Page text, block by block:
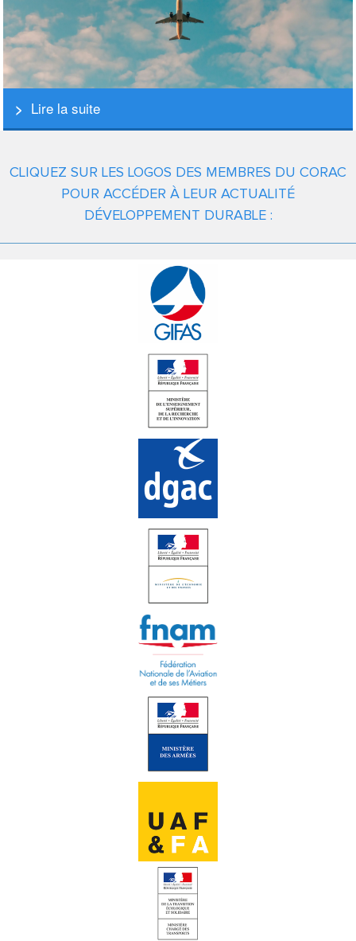
Lire la suite
CLIQUEZ SUR LES LOGOS DES MEMBRES DU CORAC
POUR ACCÉDER À LEUR ACTUALITÉ
DÉVELOPPEMENT DURABLE :